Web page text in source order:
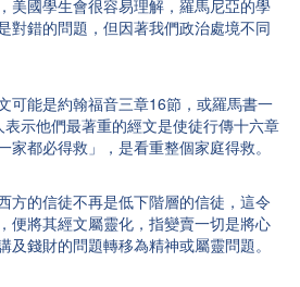
美國學生會很容易理解，羅馬尼亞的學
對錯的問題，但因著我們政治處境不同
可能是約翰福音三章16節，或羅馬書一
示他們最著重的經文是使徒行傳十六章
家都必得救」，是看重整個家庭得救。
方的信徒不再是低下階層的信徒，這令
便將其經文屬靈化，指變賣一切是將心
及錢財的問題轉移為精神或屬靈問題。